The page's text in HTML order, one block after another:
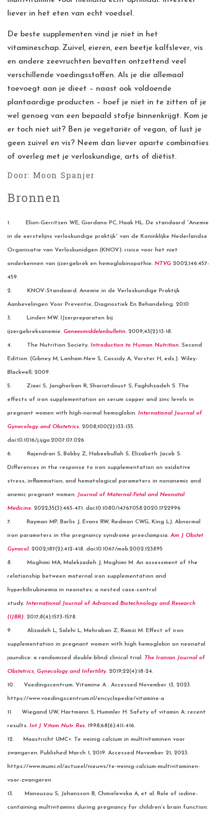
liever in het eten van echt voedsel.
De beste supplementen vind je niet in het
vitamineschap. Zuivel, eieren, een beetje kalfslever, vis
en andere zeevruchten bevatten ontzettend veel
verschillende voedingsstoffen. Als je die allemaal
toevoegt aan je dieet – naast ook voldoende
plantaardige producten – hoef je niet in te zitten of je
wel genoeg van een bepaald stofje binnenkrijgt. Kom je
er toch niet uit? Ben je vegetariër of vegan, of lust je
geen zuivel en vis? Neem dan liever aparte combinaties
of overleg met je verloskundige, arts of diëtist.
Door: Moon Spanjer
Bronnen
1. Elion-Gerritzen WE, Giordano PC, Haak HL. De standaard “Anemie
in de eerstelijns verloskundige praktijk” van de Koninklijke Nederlandse
Organisatie van Verloskunidgen (KNOV): risico voor het niet
onderkennen van ijzergebrek en hemoglobinopathie. NTVG 2002;146:457-
459.
2. KNOV-Standaard. Anemie in de Verloskundige Praktijk
Aanbevelingen Voor Preventie, Diagnostiek En Behandeling. 2010
3. Linden MW. IJzerpreparaten bij
ijzergebreksanemie. Geneesmiddelenbulletin. 2009;43(2):13-18.
4. The Nutrition Society. Introduction to Human Nutrition. Second
Edition. (Gibney M, Lanham-New S, Cassidy A, Vorster H, eds.). Wiley-
Blackwell; 2009.
5. Ziaei S, Janghorban R, Shariatdoust S, Faghihzadeh S. The
effects of iron supplementation on serum copper and zinc levels in
pregnant women with high-normal hemoglobin. International Journal of
Gynecology and Obstetrics. 2008;100(2):133-135.
doi:10.1016/j.ijgo.2007.07.026
6. Rajendran S, Bobby Z, Habeebullah S, Elizabeth Jacob S.
Differences in the response to iron supplementation on oxidative
stress, inflammation, and hematological parameters in nonanemic and
anemic pregnant women. Journal of Maternal-Fetal and Neonatal
Medicine. 2022;35(3):465-471. doi:10.1080/14767058.2020.1722996
7. Rayman MP, Barlis J, Evans RW, Redman CWG, King LJ. Abnormal
iron parameters in the pregnancy syndrome preeclampsia. Am J Obstet
Gynecol. 2002;187(2):412-418. doi:10.1067/mob.2002.123895
8. Moghimi MA, Malekzadeh J, Moghimi M. An assessment of the
relationship between maternal iron supplementation and
hyperbilirubinemia in neonates: a nested case-control
study. International Journal of Advanced Biotechnology and Research
(IJBR). 2017;8(4):1573-1578.
9. Alizadeh L, Salehi L, Mehraban Z, Ramzi M. Effect of iron
supplementation in pregnant women with high hemoglobin on neonatal
jaundice: a randomized double-blind clinical trial. The Iranian Journal of
Obstetrics, Gynecology and Infertility. 2019;22(4):18-24.
10. Voedingscentrum. Vitamine A . Accessed November 13, 2023.
https://www.voedingscentrum.nl/encyclopedie/vitamine-a
11. Wiegand UW, Hartmann S, Hummler H. Safety of vitamin A: recent
results. Int J Vitam Nutr Res. 1998;68(6):411-416.
12. Maastricht UMC+. Te weinig calcium in multivitaminen voor
zwangeren. Published March 1, 2019. Accessed November 21, 2023.
https://www.mumc.nl/actueel/nieuws/te-weinig-calcium-multivitaminen-
voor-zwangeren
13. Manousou S, Johansson B, Chmielewska A, et al. Role of iodine-
containing multivitamins during pregnancy for children’s brain function: